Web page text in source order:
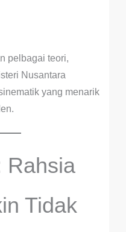
pelbagai teori,
Nusantara
yang menarik
Rahsia
Tidak